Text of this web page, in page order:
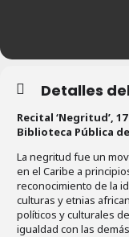
Detalles
Recital ‘Negritud’,
Biblioteca Pública
La negritud fue un
en el Caribe a
reconocimiento de la
culturas y etnias
políticos y culturales
igualdad con las